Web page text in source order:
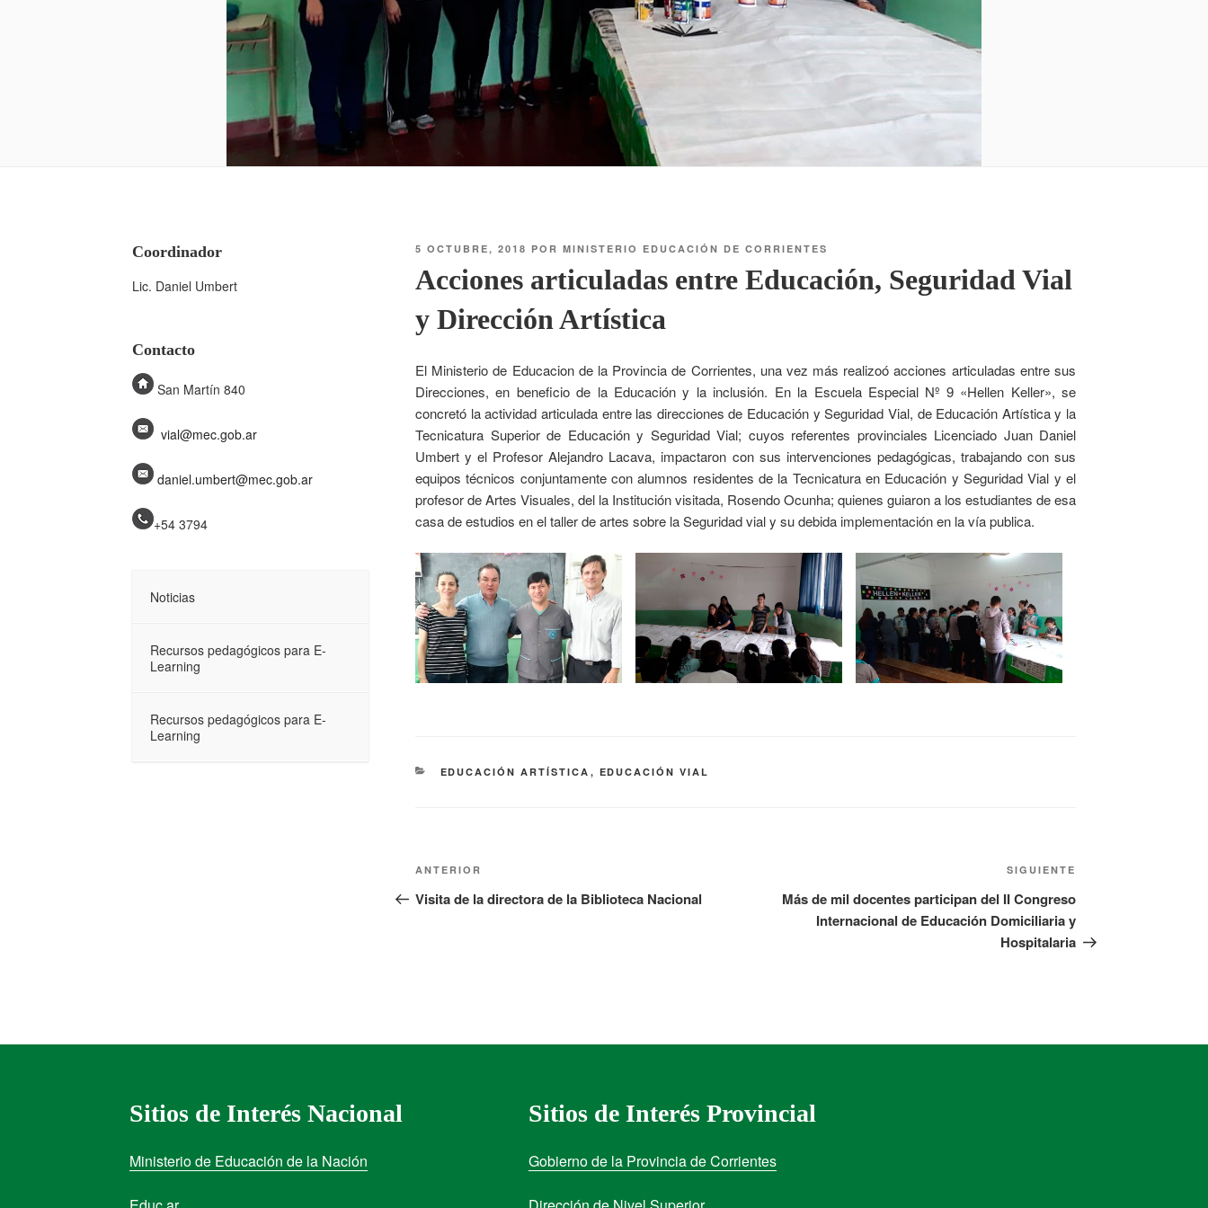
5 OCTUBRE, 2018 POR MINISTERIO EDUCACIÓN DE CORRIENTES
Acciones articuladas entre Educación, Seguridad Vial
y Dirección Artística
El Ministerio de Educacion de la Provincia de Corrientes, una vez más realizoó acciones articuladas entre sus
Direcciones, en beneficio de la Educación y la inclusión. En la Escuela Especial Nº 9 «Hellen Keller», se
concretó la actividad articulada entre las direcciones de Educación y Seguridad Vial, de Educación Artística y la
Tecnicatura Superior de Educación y Seguridad Vial; cuyos referentes provinciales Licenciado Juan Daniel
Umbert y el Profesor Alejandro Lacava, impactaron con sus intervenciones pedagógicas, trabajando con sus
equipos técnicos conjuntamente con alumnos residentes de la Tecnicatura en Educación y Seguridad Vial y el
profesor de Artes Visuales, del la Institución visitada, Rosendo Ocunha; quienes guiaron a los estudiantes de esa
casa de estudios en el taller de artes sobre la Seguridad vial y su debida implementación en la vía publica.
EDUCACIÓN ARTÍSTICA , EDUCACIÓN VIAL
ANTERIOR
Visita de la directora de la Biblioteca Nacional
SIGUIENTE
Más de mil docentes participan del II Congreso
Internacional de Educación Domiciliaria y
Hospitalaria
Coordinador
Lic. Daniel Umbert
Contacto
San Martín 840
vial@mec.gob.ar
daniel.umbert@mec.gob.ar
+54 3794
Noticias
Recursos pedagógicos para E-
Learning
Recursos pedagógicos para E-
Learning
Sitios de Interés Nacional
Ministerio de Educación de la Nación
Sitios de Interés Provincial
Gobierno de la Provincia de Corrientes